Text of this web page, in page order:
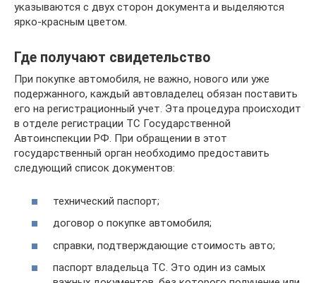
указываются с двух сторон документа и выделяются
ярко-красным цветом.
Где получают свидетельство
При покупке автомобиля, не важно, нового или уже
подержанного, каждый автовладелец обязан поставить
его на регистрационный учет. Эта процедура происходит
в отделе регистрации ТС Государственной
Автоинспекции РФ. При обращении в этот
государственный орган необходимо предоставить
следующий список документов:
технический паспорт;
договор о покупке автомобиля;
справки, подтверждающие стоимость авто;
паспорт владельца ТС. Это один из самых